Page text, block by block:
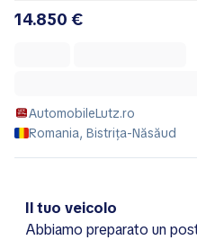
14.850 €
AutomobileLutz.ro
Romania, Bistrița-Năsăud
Il tuo veicolo
Abbiamo preparato un